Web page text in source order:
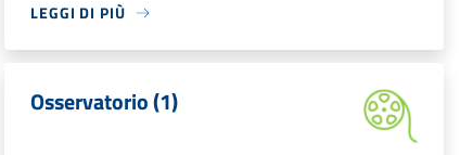
LEGGI DI PIÙ
Osservatorio (1)